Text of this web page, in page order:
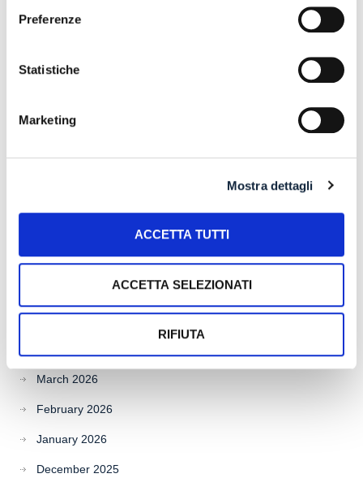
Preferenze
Statistiche
Marketing
Mostra dettagli
ACCETTA TUTTI
ACCETTA SELEZIONATI
RIFIUTA
Recent Comments
Archives
July 2026
May 2026
March 2026
February 2026
January 2026
December 2025